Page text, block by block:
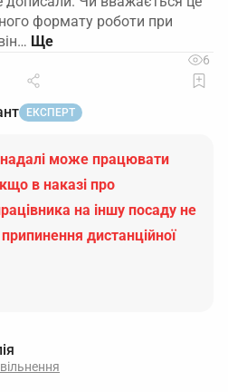
формату роботи при
6
ЕКСПЕРТ
надалі може працювати
в наказі про
на іншу посаду не
дистанційної